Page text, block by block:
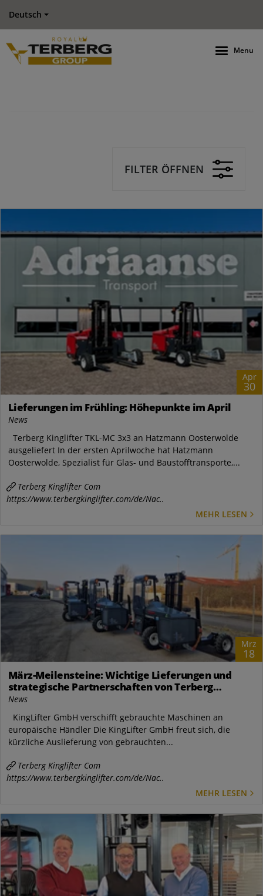
Deutsch
Menu
FILTER ÖFFNEN
Apr
30
Lieferungen im Frühling: Höhepunkte im April
News
Terberg Kinglifter TKL-MC 3x3 an Hatzmann Oosterwolde
ausgeliefert In der ersten Aprilwoche hat Hatzmann
Oosterwolde, Spezialist für Glas- und Baustofftransporte,...
Terberg Kinglifter Com
https://www.terbergkinglifter.com/de/Nac..
MEHR LESEN
Mrz
18
März-Meilensteine: Wichtige Lieferungen und
strategische Partnerschaften von Terberg
Kinglifter
News
KingLifter GmbH verschifft gebrauchte Maschinen an
europäische Händler Die KingLifter GmbH freut sich, die
kürzliche Auslieferung von gebrauchten...
Terberg Kinglifter Com
https://www.terbergkinglifter.com/de/Nac..
MEHR LESEN